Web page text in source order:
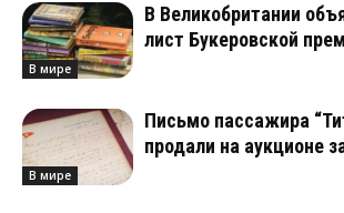
В мире
В Великобритании
лист Букеровской
В мире
Письмо пассажира
продали на аукционе